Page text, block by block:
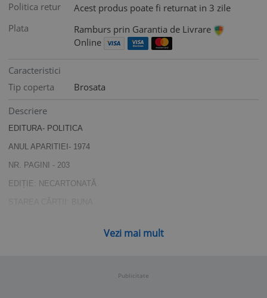
Politica retur
Acest produs poate fi returnat in 3 zile
Plata
Ramburs prin Garantia de Livrare
Online
Caracteristici
Tip coperta
Brosata
Descriere
EDITURA- POLITICA
ANUL APARITIEI- 1974
NR. PAGINI - 203
EDIȚIE: NECARTONATĂ
Vezi mai mult
Publicitate